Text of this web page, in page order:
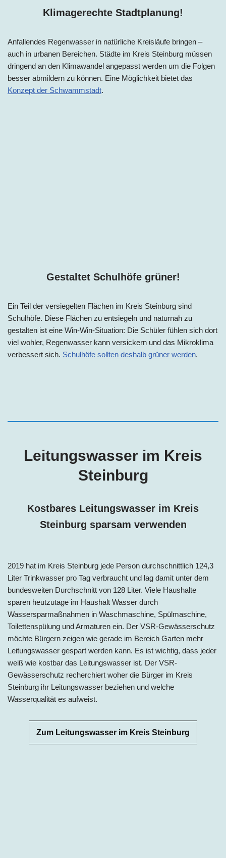
Klimagerechte Stadtplanung!
Anfallendes Regenwasser in natürliche Kreisläufe bringen –
auch in urbanen Bereichen. Städte im Kreis Steinburg müssen
dringend an den Klimawandel angepasst werden um die Folgen
besser abmildern zu können. Eine Möglichkeit bietet das
Konzept der Schwammstadt.
Gestaltet Schulhöfe grüner!
Ein Teil der versiegelten Flächen im Kreis Steinburg sind
Schulhöfe. Diese Flächen zu entsiegeln und naturnah zu
gestalten ist eine Win-Win-Situation: Die Schüler fühlen sich dort
viel wohler, Regenwasser kann versickern und das Mikroklima
verbessert sich. Schulhöfe sollten deshalb grüner werden.
Leitungswasser im Kreis
Steinburg
Kostbares Leitungswasser im Kreis
Steinburg sparsam verwenden
2019 hat im Kreis Steinburg jede Person durchschnittlich 124,3
Liter Trinkwasser pro Tag verbraucht und lag damit unter dem
bundesweiten Durchschnitt von 128 Liter. Viele Haushalte
sparen heutzutage im Haushalt Wasser durch
Wassersparmaßnahmen in Waschmaschine, Spülmaschine,
Toilettenspülung und Armaturen ein. Der VSR-Gewässerschutz
möchte Bürgern zeigen wie gerade im Bereich Garten mehr
Leitungswasser gespart werden kann. Es ist wichtig, dass jeder
weiß wie kostbar das Leitungswasser ist. Der VSR-
Gewässerschutz recherchiert woher die Bürger im Kreis
Steinburg ihr Leitungswasser beziehen und welche
Wasserqualität es aufweist.
Zum Leitungswasser im Kreis Steinburg